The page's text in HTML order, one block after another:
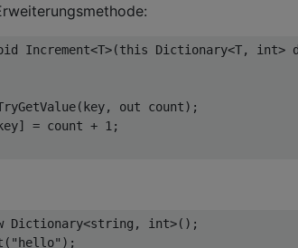
Increment<T>(this Dictionary<T, int>
out count);
= count +
1 ;
Dictionary<string , int>();
"hello" );